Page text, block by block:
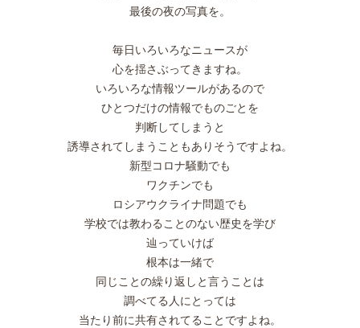
最後の夜の写真を。
毎日いろいろなニュースが
心を揺さぶってきますね。
いろいろな情報ツールがあるので
ひとつだけの情報でものごとを
判断してしまうと
誘導されてしまうこともありそうですよね。
新型コロナ騒動でも
ワクチンでも
ロシアウクライナ問題でも
学校では教わることのない歴史を学び
辿っていけば
根本は一緒で
同じことの繰り返しと言うことは
調べてる人にとっては
当たり前に共有されてることですよね。